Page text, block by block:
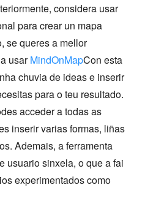
considera usar
para crear un mapa
se queres a mellor
usarMindOnMapCon esta
chuvia de ideas e inserir
para o teu resultado.
acceder a todas as
inserir varias formas, liñas
Ademais, a ferramenta
usuario sinxela, o que a fai
experimentados como